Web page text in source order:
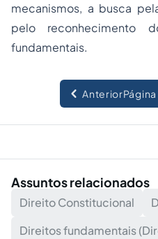
mecanismos, a busca
pelo reconhecimento
fundamentais.
Anterior
Assuntos relacionados
Direito Constitucional
Direitos fundamentais